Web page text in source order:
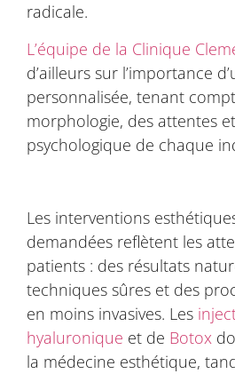
radicale.
L’équipe de la Clinique
d’ailleurs sur l’importance
personnalisée, tenant
morphologie, des attentes
psychologique de chaque
Les interventions
demandées reflètent les
patients : des résultats
techniques sûres et des
en moins invasives. Les
hyaluronique et de Botox
la médecine esthétique,